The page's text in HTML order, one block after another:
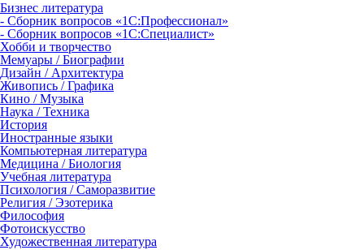
Бизнес литература
- Сборник вопросов «1С:Профессионал»
- Сборник вопросов «1С:Специалист»
Хобби и творчество
Мемуары / Биографии
Дизайн / Архитектура
Живопись / Графика
Кино / Музыка
Наука / Техника
История
Иностранные языки
Компьютерная литература
Медицина / Биология
Учебная литература
Психология / Саморазвитие
Религия / Эзотерика
Философия
Фотоискусство
Художественная литература